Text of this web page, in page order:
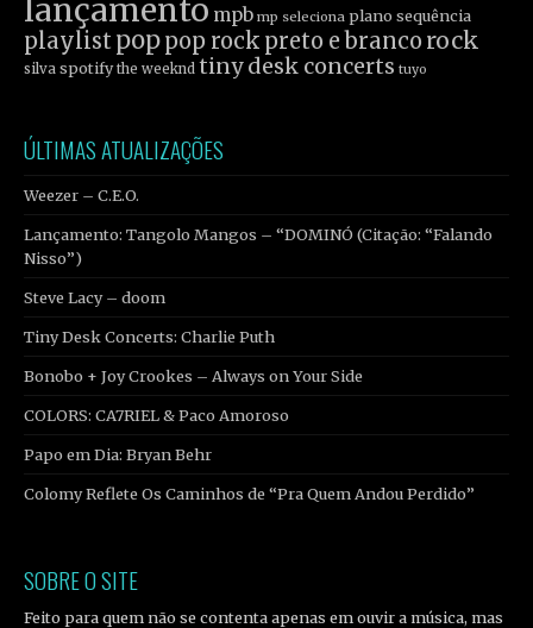
lançamento mpb mp seleciona plano sequência
playlist poppop rock preto e branco rock
silva spotify the weeknd tiny desk concerts tuyo
ÚLTIMAS ATUALIZAÇÕES
Weezer – C.E.O.
Lançamento: Tangolo Mangos – “DOMINÓ (Citação: “Falando
Nisso”)
Steve Lacy – doom
Tiny Desk Concerts: Charlie Puth
Bonobo + Joy Crookes – Always on Your Side
COLORS: CA7RIEL & Paco Amoroso
Papo em Dia: Bryan Behr
Colomy Reflete Os Caminhos de “Pra Quem Andou Perdido”
SOBRE O SITE
Feito para quem não se contenta apenas em ouvir a música, mas